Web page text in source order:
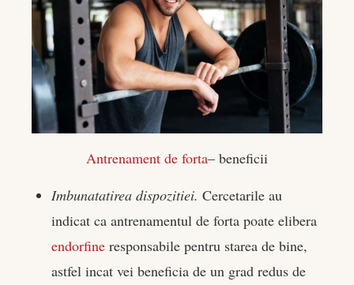
Antrenament de forta– beneficii
Imbunatatirea dispozitiei. Cercetarile au
indicat ca antrenamentul de forta poate elibera
endorfine responsabile pentru starea de bine,
astfel incat vei beneficia de un grad redus de